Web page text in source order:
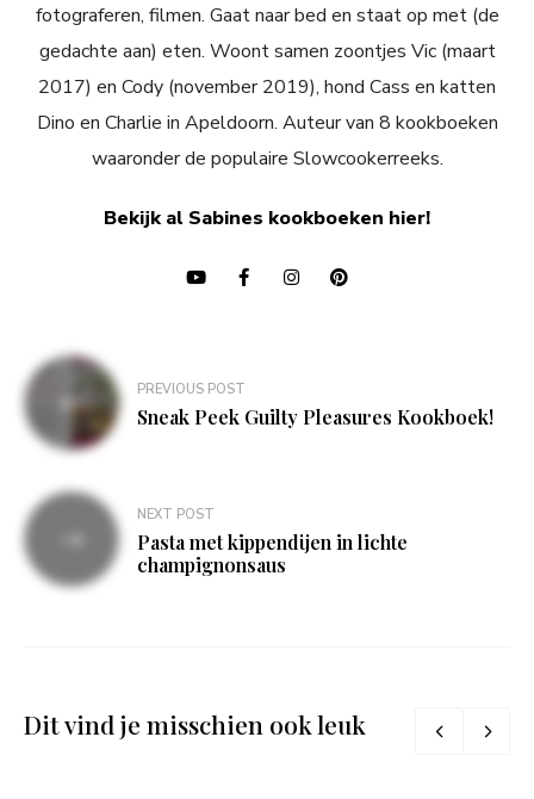
fotograferen, filmen. Gaat naar bed en staat op met (de
gedachte aan) eten. Woont samen zoontjes Vic (maart
2017) en Cody (november 2019), hond Cass en katten
Dino en Charlie in Apeldoorn. Auteur van 8 kookboeken
waaronder de populaire Slowcookerreeks.
Bekijk al Sabines kookboeken hier!
Bericht
navigatie
PREVIOUS POST
Sneak Peek Guilty Pleasures Kookboek!
NEXT POST
Pasta met kippendijen in lichte
champignonsaus
Dit vind je misschien ook leuk